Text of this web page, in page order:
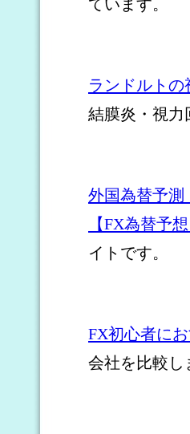
ています。
ランドルトの
結膜炎・視力
外国為替予測
【FX為替予
イトです。
FX初心者に
会社を比較し